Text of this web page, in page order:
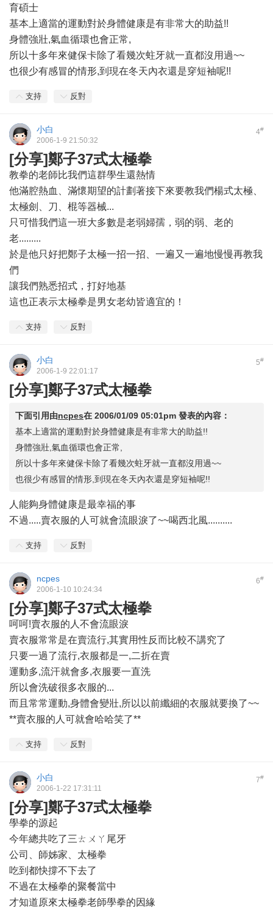
育碩士
基本上適當的運動對於身體健康是有非常大的助益!!
身體強壯,氣血循環也會正常,
所以十多年來健保卡除了看幾次蛀牙就一直都沒用過~~
也很少有感冒的情形,到現在冬天內衣還是穿短袖呢!!
支持 反對
4#
小白
2006-1-9 21:50:32
[分享]鄭子37式太極拳
教拳的老師比我們這群學生還熱情
他滿腔熱血、滿懷期望的計劃著接下來要教我們楊式太極、
太極劍、刀、棍等器械...
只可惜我們這一班大多數是老弱婦孺，弱的弱、老的
老.........
於是他只好把鄭子太極一招一招、一遍又一遍地慢慢再教我
們
讓我們熟悉招式，打好地基
這也正表示太極拳是男女老幼皆適宜的！
支持 反對
5#
小白
2006-1-9 22:01:17
[分享]鄭子37式太極拳
下面引用由ncpes在 2006/01/09 05:01pm 發表的內容：
基本上適當的運動對於身體健康是有非常大的助益!!
身體強壯,氣血循環也會正常,
所以十多年來健保卡除了看幾次蛀牙就一直都沒用過~~
也很少有感冒的情形,到現在冬天內衣還是穿短袖呢!!
人能夠身體健康是最幸福的事
不過.....賣衣服的人可就會流眼淚了~~喝西北風..........
支持 反對
6#
ncpes
2006-1-10 10:24:34
[分享]鄭子37式太極拳
呵呵!賣衣服的人不會流眼淚
賣衣服常常是在賣流行,其實用性反而比較不講究了
只要一過了流行,衣服都是一,二折在賣
運動多,流汗就會多,衣服要一直洗
所以會洗破很多衣服的...
而且常常運動,身體會變壯,所以以前纖細的衣服就要換了~~
**賣衣服的人可就會哈哈笑了**
支持 反對
7#
小白
2006-1-22 17:31:11
[分享]鄭子37式太極拳
學拳的源起
今年總共吃了三ㄊㄨㄚ尾牙
公司、師姊家、太極拳
吃到都快撐不下去了
不過在太極拳的聚餐當中
才知道原來太極拳老師學拳的因緣